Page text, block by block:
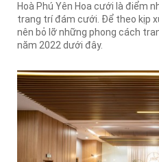
Hoà Phú Yên Hoa cưới là điểm
trang trí đám cưới. Để theo kịp
nên bỏ lỡ những phong cách
năm 2022 dưới đây.